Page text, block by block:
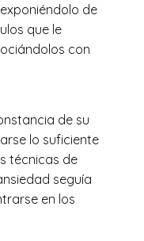
de
que le
con
de su
lo suficiente
técnicas de
seguía
en los